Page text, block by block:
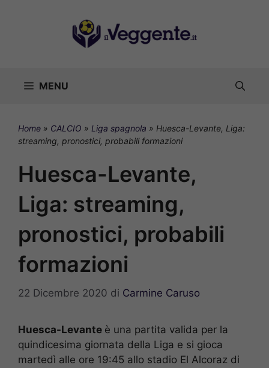
MENU
Home » CALCIO » Liga spagnola » Huesca-Levante, Liga:
streaming, pronostici, probabili formazioni
Huesca-Levante,
Liga: streaming,
pronostici, probabili
formazioni
22 Dicembre 2020 di Carmine Caruso
Huesca-Levante è una partita valida per la
quindicesima giornata della Liga e si gioca
martedì alle ore 19:45 allo stadio El Alcoraz di